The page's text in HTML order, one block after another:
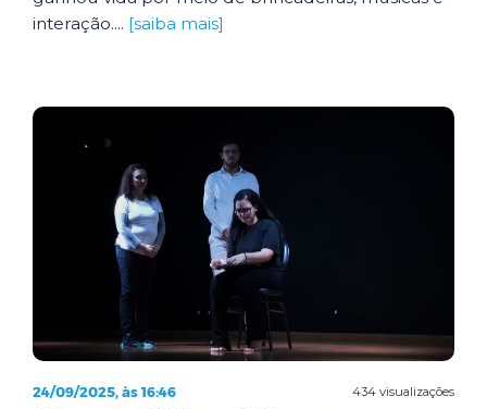
interação.... [saiba mais]
434 visualizações
24/09/2025, às 16:46